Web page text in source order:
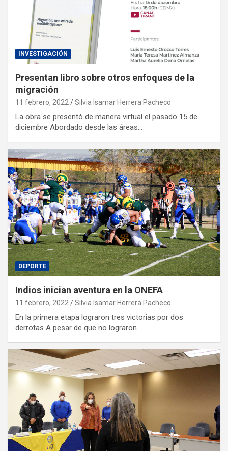
INVESTIGACIÓN
Presentan libro sobre otros enfoques de la
migración
11 febrero, 2022 Silvia Isamar Herrera Pacheco
La obra se presentó de manera virtual el pasado 15 de
diciembre Abordado desde las áreas…
DEPORTE
Indios inician aventura en la ONEFA
11 febrero, 2022 Silvia Isamar Herrera Pacheco
En la primera etapa lograron tres victorias por dos
derrotas A pesar de que no lograron…